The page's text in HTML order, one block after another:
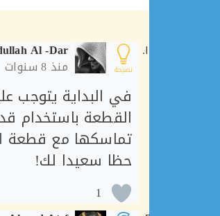
نصيحة
Al -Dar
منذ 8 سنوات
القطعة باستخدام
تماسكها مع قطعة
حظا سعيدا لك!
1